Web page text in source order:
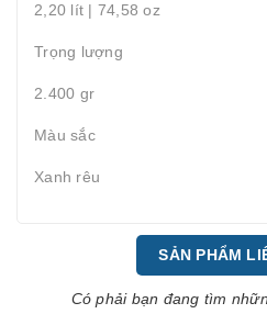
2,20 lít | 74,58 oz
Trọng lượng
2.400 gr
Màu sắc
Xanh rêu
SẢN PHẨM
Có phải bạn đang tìm